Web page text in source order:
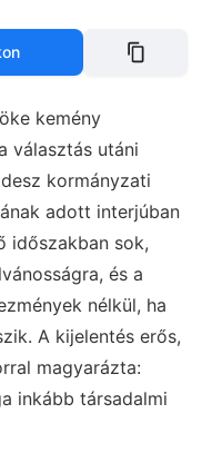
kemény
választás utáni
kormányzati
adott interjúban
időszakban sok,
és a
nélkül, ha
A kijelentés erős,
magyarázta:
inkább társadalmi